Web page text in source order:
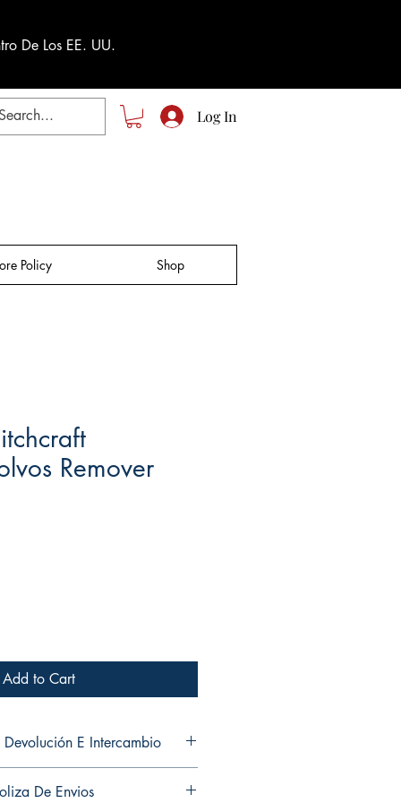
De Los EE. UU.
Log In
Policy Shop
Remover
Add to Cart
E Intercambio
cambios en ninguno de mis
De Envios